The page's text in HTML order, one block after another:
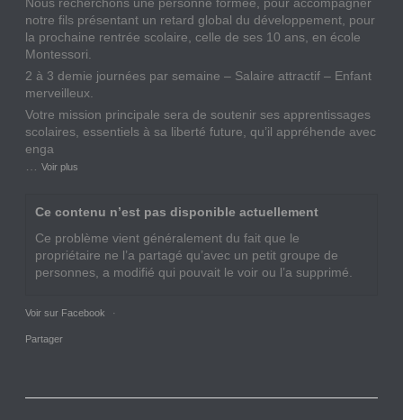
notre fils présentant un retard global du développement, pour
la prochaine rentrée scolaire, celle de ses 10 ans, en école
Montessori.
2 à 3 demie journées par semaine – Salaire attractif – Enfant
merveilleux.
Votre mission principale sera de soutenir ses apprentissages
scolaires, essentiels à sa liberté future, qu’il appréhende avec
enga
…Voir plus
Ce contenu n’est pas disponible actuellement
Ce problème vient généralement du fait que le
propriétaire ne l’a partagé qu’avec un petit groupe de
personnes, a modifié qui pouvait le voir ou l’a supprimé.
Voir sur Facebook ·
Partager